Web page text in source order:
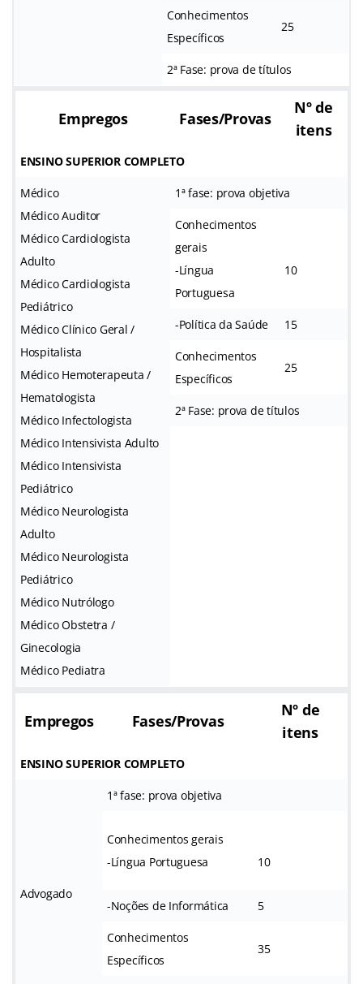
Conhecimentos
Específicos
25
2ª Fase: prova de títulos
Empregos Fases/Provas
Nº de
itens
ENSINO SUPERIOR COMPLETO
Médico
Médico Auditor
Médico Cardiologista
Adulto
Médico Cardiologista
Pediátrico
Médico Clínico Geral /
Hospitalista
Médico Hemoterapeuta /
Hematologista
Médico Infectologista
Médico Intensivista Adulto
Médico Intensivista
Pediátrico
Médico Neurologista
Adulto
Médico Neurologista
Pediátrico
Médico Nutrólogo
Médico Obstetra /
Ginecologia
Médico Pediatra
1ª fase: prova objetiva
Conhecimentos
gerais
-Língua
Portuguesa
10
-Política da Saúde 15
Conhecimentos
Específicos
25
2ª Fase: prova de títulos
Empregos Fases/Provas
Nº de
itens
ENSINO SUPERIOR COMPLETO
Advogado
1ª fase: prova objetiva
Conhecimentos gerais
-Língua Portuguesa
10
-Noções de Informática 5
Conhecimentos
Específicos
35